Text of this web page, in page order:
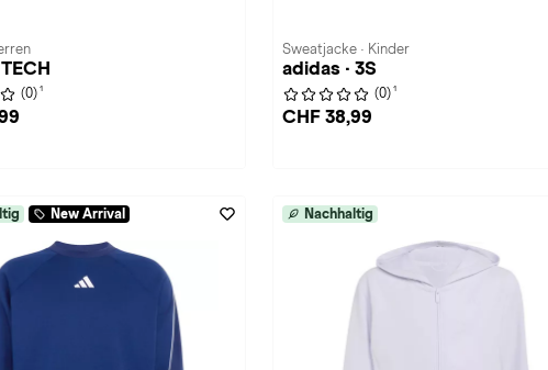
(0) 1
Sweatjacke · Kinder
adidas · 3S
(0) 1
CHF 38,99
New Arrival Nachhaltig